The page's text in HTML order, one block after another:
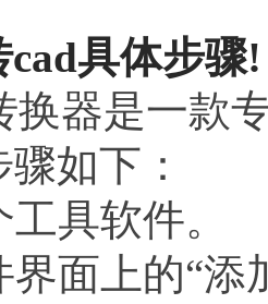
具体步骤!
换器是一款
如下：
具软件。
界面上的“添